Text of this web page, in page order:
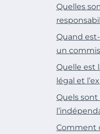
Quelles
Quand
un
Quelle est
légal et
Quels
Comment